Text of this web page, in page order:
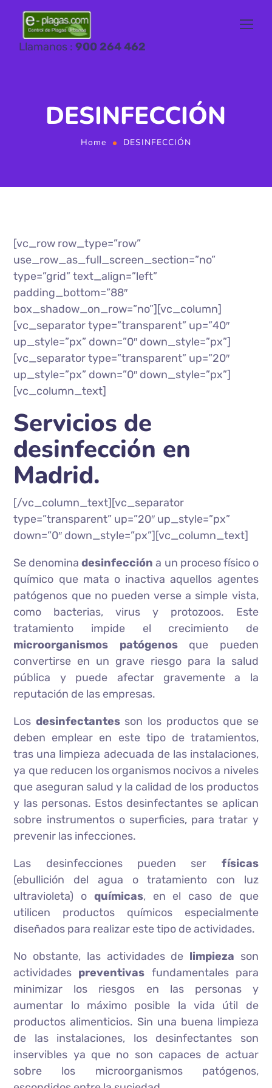
Llamanos : 900 264 462
DESINFECCIÓN
Home DESINFECCIÓN
[vc_row row_type=”row”
use_row_as_full_screen_section=”no”
type=”grid” text_align=”left”
padding_bottom=”88″
box_shadow_on_row=”no”][vc_column]
[vc_separator type=”transparent” up=”40″
up_style=”px” down=”0″ down_style=”px”]
[vc_separator type=”transparent” up=”20″
up_style=”px” down=”0″ down_style=”px”]
[vc_column_text]
Servicios de
desinfección en
Madrid.
[/vc_column_text][vc_separator
type=”transparent” up=”20″ up_style=”px”
down=”0″ down_style=”px”][vc_column_text]
Se denominadesinfección a un proceso físico o
químico que mata o inactiva aquellos agentes
patógenos que no pueden verse a simple vista,
como bacterias, virus y protozoos. Este
tratamiento impide el crecimiento de
microorganismos patógenosque pueden
convertirse en un grave riesgo para la salud
pública y puede afectar gravemente a la
reputación de las empresas.
Los desinfectantesson los productos que se
deben emplear en este tipo de tratamientos,
tras una limpieza adecuada de las instalaciones,
ya que reducen los organismos nocivos a niveles
que aseguran salud y la calidad de los productos
y las personas. Estos desinfectantes se aplican
sobre instrumentos o superficies, para tratar y
prevenir las infecciones.
Las desinfecciones pueden ser físicas
(ebullición del agua o tratamiento con luz
ultravioleta) o químicas, en el caso de que
utilicen productos químicos especialmente
diseñados para realizar este tipo de actividades.
No obstante, las actividades de limpieza son
actividades preventivas fundamentales para
minimizar los riesgos en las personas y
aumentar lo máximo posible la vida útil de
productos alimenticios. Sin una buena limpieza
de las instalaciones, los desinfectantes son
inservibles ya que no son capaces de actuar
sobre los microorganismos patógenos,